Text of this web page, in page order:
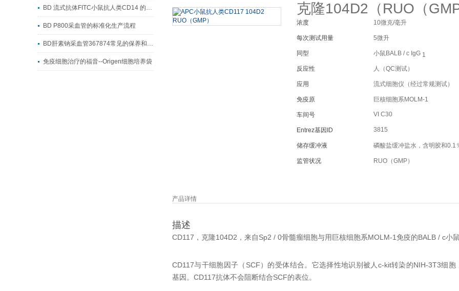
BD 流式抗体FITC小鼠抗人类CD14 的主要作用
BD P800采血管的标准化生产流程
BD肝素钠采血管367874常见的保养和存放注意事项
免疫细胞治疗的福音--Origen细胞培养袋
克隆104D2（RUO（GMP
浓度 10微克/毫升
每次测试用量 5微升
同型 小鼠BALB / c IgG 1
反应性
人（QC测试）
应用 流式细胞仪（经过常规测试）
免疫原 巨核细胞系MOLM-1
车间号 VI C30
Entrez基因ID 3815
储存缓冲液 磷酸盐缓冲盐水，含明胶和0.1
监管状况 RUO（GMP）
产品详情
描述
CD117，克隆104D2，来自Sp2 / 0骨髓瘤细胞与用巨核细胞系MOLM-1免疫的BALB / c小鼠
CD117与干细胞因子（SCF）的受体结合。 它选择性地识别被人c-kit转染的NIH-3T3细胞
基因。 CD117抗体不会阻断结合SCF的表位。